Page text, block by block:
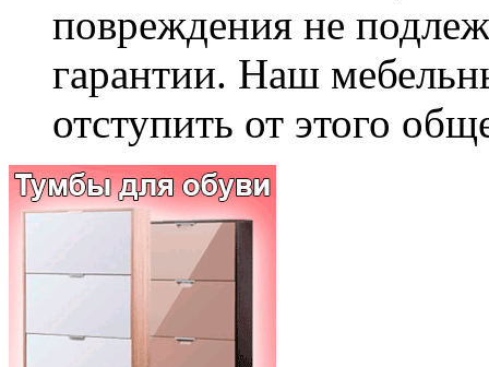
повреждения не
гарантии. Наш
отступить от этого